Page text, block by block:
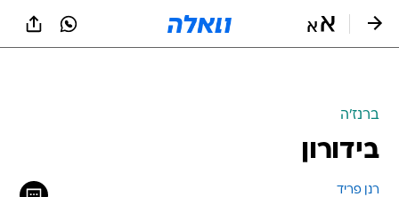
ברנז'ה
בידורון
רנן פריד